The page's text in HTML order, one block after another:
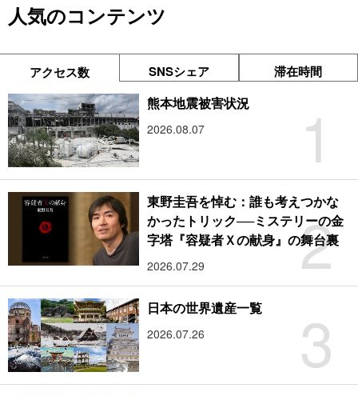
人気のコンテンツ
アクセス数 SNSシェア 滞在時間
1
熊本地震被害状況
2026.08.07
2
東野圭吾を悼む：誰も考えつかな
かったトリック──ミステリーの金
字塔『容疑者Ｘの献身』の舞台裏
2026.07.29
3
日本の世界遺産一覧
2026.07.26